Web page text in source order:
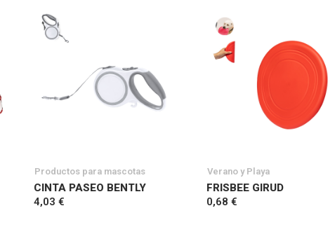
Productos para mascotas
CINTA PASEO BENTLY
4,03 €
Verano y Playa
FRISBEE GIRUD
0,68 €